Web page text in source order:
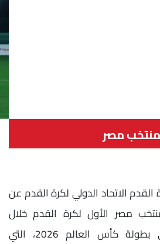
منتخب مصر
القدم الاتحاد الدولي لكرة القدم عن
مصر الأول لكرة القدم خلال
مشاركته المرتقبة في بطولة كأس العالم 2026، التي